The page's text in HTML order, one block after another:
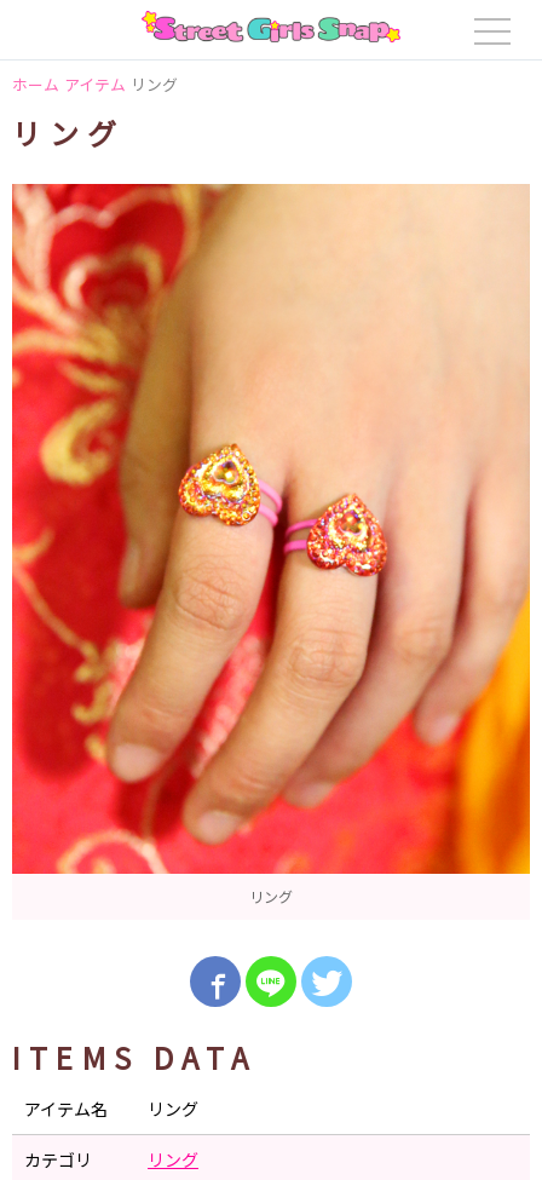
ホーム アイテム リング
リング
リング
ITEMS DATA
アイテム名 リング
カテゴリ リング